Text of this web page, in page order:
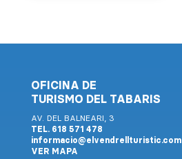
OFICINA DE
TURISMO DEL TABARIS
AV. DEL BALNEARI, 3
TEL. 618 571 478
informacio@elvendrellturistic.com
VER MAPA